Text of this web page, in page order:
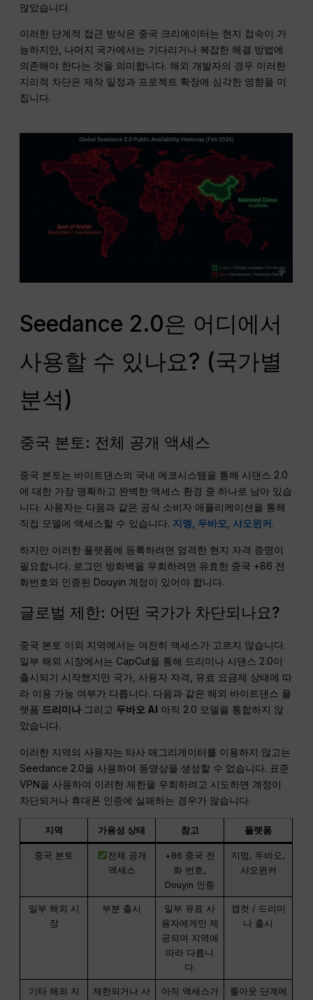
않았습니다.
이러한 단계적 접근 방식은 중국 크리에이터는 현지 접속이 가
능하지만, 나머지 국가에서는 기다리거나 복잡한 해결 방법에
의존해야 한다는 것을 의미합니다. 해외 개발자의 경우 이러한
지리적 차단은 제작 일정과 프로젝트 확장에 심각한 영향을 미
칩니다.
Seedance 2.0은 어디에서
사용할 수 있나요? (국가별
분석)
중국 본토: 전체 공개 액세스
중국 본토는 바이트댄스의 국내 에코시스템을 통해 시댄스 2.0
에 대한 가장 명확하고 완벽한 액세스 환경 중 하나로 남아 있습
니다. 사용자는 다음과 같은 공식 소비자 애플리케이션을 통해
직접 모델에 액세스할 수 있습니다. 지멩, 두바오, 샤오윈커.
하지만 이러한 플랫폼에 등록하려면 엄격한 현지 자격 증명이
필요합니다. 로그인 방화벽을 우회하려면 유효한 중국 +86 전
화번호와 인증된 Douyin 계정이 있어야 합니다.
글로벌 제한: 어떤 국가가 차단되나요?
중국 본토 이외 지역에서는 여전히 액세스가 고르지 않습니다.
일부 해외 시장에서는 CapCut을 통해 드리미나 시댄스 2.0이
출시되기 시작했지만 국가, 사용자 자격, 유료 요금제 상태에 따
라 이용 가능 여부가 다릅니다. 다음과 같은 해외 바이트댄스 플
랫폼 드리미나 그리고 두바오 AI 아직 2.0 모델을 통합하지 않
았습니다.
이러한 지역의 사용자는 타사 애그리게이터를 이용하지 않고는
Seedance 2.0을 사용하여 동영상을 생성할 수 없습니다. 표준
VPN을 사용하여 이러한 제한을 우회하려고 시도하면 계정이
차단되거나 휴대폰 인증에 실패하는 경우가 많습니다.
지역 가용성 상태 참고 플랫폼
중국 본토
전체 공개
액세스
+86 중국 전
화 번호,
Douyin 인증
지멍, 두바오,
샤오윈커
일부 해외 시
장
부분 출시
일부 유료 사
용자에게만 제
공되며 지역에
따라 다릅니
다.
캡컷 / 드리미
나 출시
기타 해외 지
제한되거나 사
아직 액세스가
롤아웃 단계에